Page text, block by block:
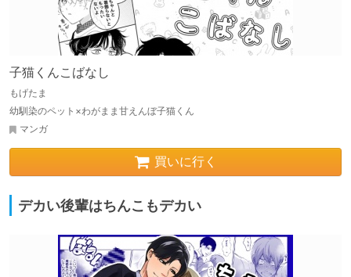
子猫くんこばなし
もげたま
幼馴染のペット×わがまま甘えんぼ子猫くん
マンガ
買いに行く
デカい後輩はちんこもデカい